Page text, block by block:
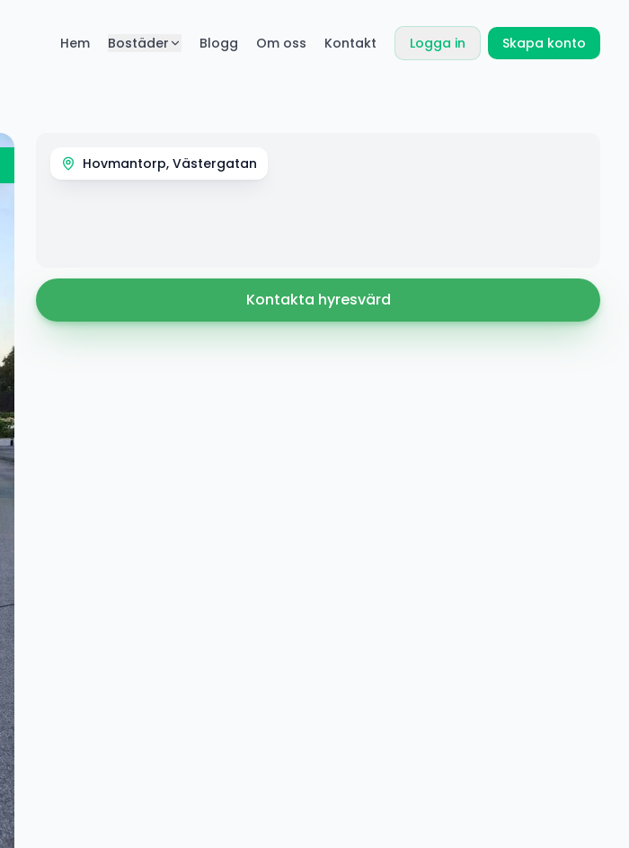
Hem Bostäder Blogg Om oss Kontakt Logga in Skapa konto
Hovmantorp, Västergatan
Kontakta hyresvärd